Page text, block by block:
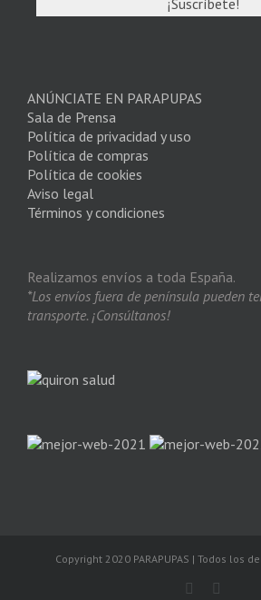
ANÚNCIATE EN PARAPUPAS
Sala de Prensa
Política de privacidad y uso
Política de compras
Política de cookies
Aviso legal
Términos y condiciones
Realizamos envíos a toda España.
*Los envíos fuera de península pueden
transporte. ¡Consúltanos!
Copyright 2020 PARAPUPAS | Todos los
Facebook